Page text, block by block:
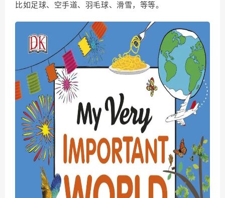
比如足球、空手道、羽毛球、滑雪，等等。